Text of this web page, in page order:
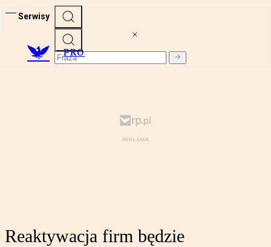
Serwisy
PRO
Reaktywacja firm będzie